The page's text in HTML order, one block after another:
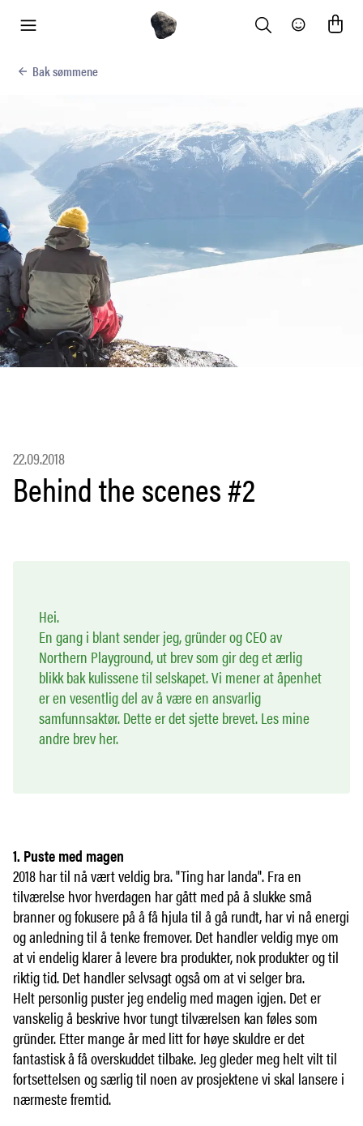
Search Community
Bak sømmene
22.09.2018
Behind the scenes #2
Hei.
En gang i blant sender jeg, gründer og CEO av
Northern Playground, ut brev som gir deg et ærlig
blikk bak kulissene til selskapet. Vi mener at åpenhet
er en vesentlig del av å være en ansvarlig
samfunnsaktør. Dette er det sjette brevet. Les mine
andre brev her.
1. Puste med magen
2018 har til nå vært veldig bra. "Ting har landa". Fra en
tilværelse hvor hverdagen har gått med på å slukke små
branner og fokusere på å få hjula til å gå rundt, har vi nå energi
og anledning til å tenke fremover. Det handler veldig mye om
at vi endelig klarer å levere bra produkter, nok produkter og til
riktig tid. Det handler selvsagt også om at vi selger bra.
Helt personlig puster jeg endelig med magen igjen. Det er
vanskelig å beskrive hvor tungt tilværelsen kan føles som
gründer. Etter mange år med litt for høye skuldre er det
fantastisk å få overskuddet tilbake. Jeg gleder meg helt vilt til
fortsettelsen og særlig til noen av prosjektene vi skal lansere i
nærmeste fremtid.